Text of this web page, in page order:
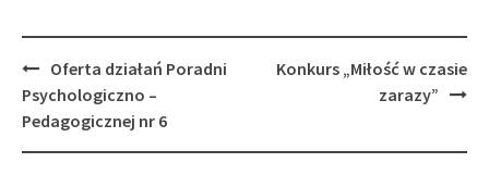
Post
navigation
Oferta działań Poradni
Psychologiczno –
Pedagogicznej nr 6
Konkurs „Miłość w czasie
zarazy”